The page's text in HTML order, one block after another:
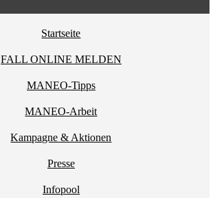
Startseite
FALL ONLINE MELDEN
MANEO-Tipps
MANEO-Arbeit
Kampagne & Aktionen
Presse
Infopool